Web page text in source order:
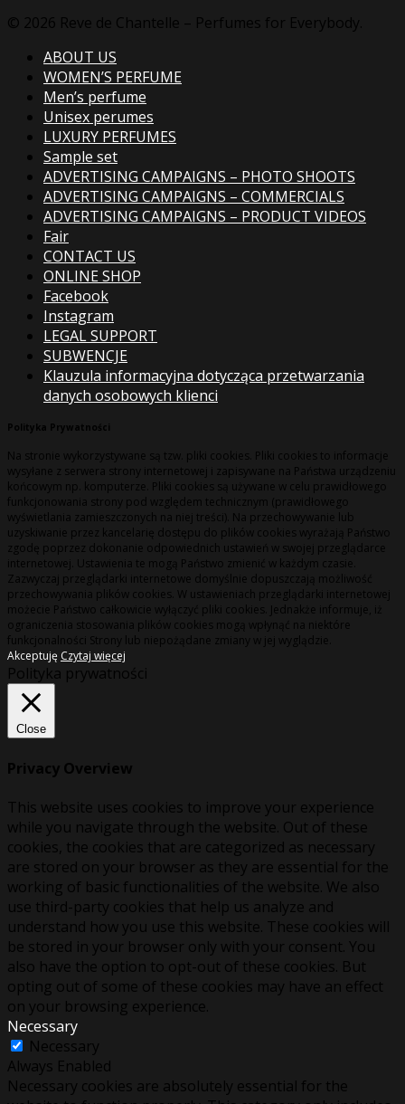
© 2026 Reve de Chantelle – Perfumes for Everybody.
ABOUT US
WOMEN’S PERFUME
Men’s perfume
Unisex perumes
LUXURY PERFUMES
Sample set
ADVERTISING CAMPAIGNS – PHOTO SHOOTS
ADVERTISING CAMPAIGNS – COMMERCIALS
ADVERTISING CAMPAIGNS – PRODUCT VIDEOS
Fair
CONTACT US
ONLINE SHOP
Facebook
Instagram
LEGAL SUPPORT
SUBWENCJE
Klauzula informacyjna dotycząca przetwarzania
danych osobowych klienci
Polityka Prywatności
Na stronie wykorzystywane są tzw. pliki cookies. Pliki cookies to informacje
wysyłane z serwera strony internetowej i zapisywane na Państwa urządzeniu
końcowym np. komputerze. Pliki cookies są używane w celu prawidłowego
funkcjonowania strony pod względem technicznym (prawidłowego
wyświetlania zamieszczonych na niej treści). Na przechowywanie lub
uzyskiwanie przez kancelarię dostępu do plików cookies wyrażają Państwo
zgodę poprzez dokonanie odpowiednich ustawień w swojej przeglądarce
internetowej. Ustawienia te mogą Państwo zmienić w każdym czasie.
Zazwyczaj przeglądarki internetowe domyślnie dopuszczają możliwość
przechowywania plików cookies. W ustawieniach przeglądarki internetowej
możecie Państwo całkowicie wyłączyć pliki cookies. Jednakże informuje, iż
ograniczenia stosowania plików cookies mogą wpłynąć na niektóre
funkcjonalności Strony lub niepożądane zmiany w jej wyglądzie.
Akceptuję Czytaj więcej
Polityka prywatności
Close
Privacy Overview
This website uses cookies to improve your experience
while you navigate through the website. Out of these
cookies, the cookies that are categorized as necessary
are stored on your browser as they are essential for the
working of basic functionalities of the website. We also
use third-party cookies that help us analyze and
understand how you use this website. These cookies will
be stored in your browser only with your consent. You
also have the option to opt-out of these cookies. But
opting out of some of these cookies may have an effect
on your browsing experience.
Necessary
Necessary
Always Enabled
Necessary cookies are absolutely essential for the